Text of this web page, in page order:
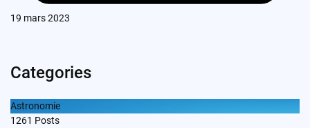
19 mars 2023
Categories
Astronomie
1261 Posts